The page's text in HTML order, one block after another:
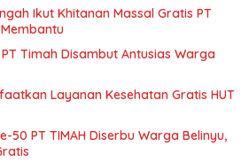
Ikut Khitanan Massal Gratis PT
Timah Disambut Antusias Warga
Layanan Kesehatan Gratis HUT
50 PT TIMAH Diserbu Warga Belinyu,